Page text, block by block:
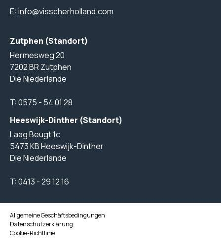
E:info@visscherholland.com
Zutphen (Standort)
Hermesweg 20
7202 BR Zutphen
Die Niederlande
T:0575 - 54 01 28
Heeswijk-Dinther (Standort)
Laag Beugt 1c
5473 KB Heeswijk-Dinther
Die Niederlande
T:0413 - 29 12 16
Allgemeine Geschäftsbedingungen
Datenschutzerklärung
Cookie-Richtlinie